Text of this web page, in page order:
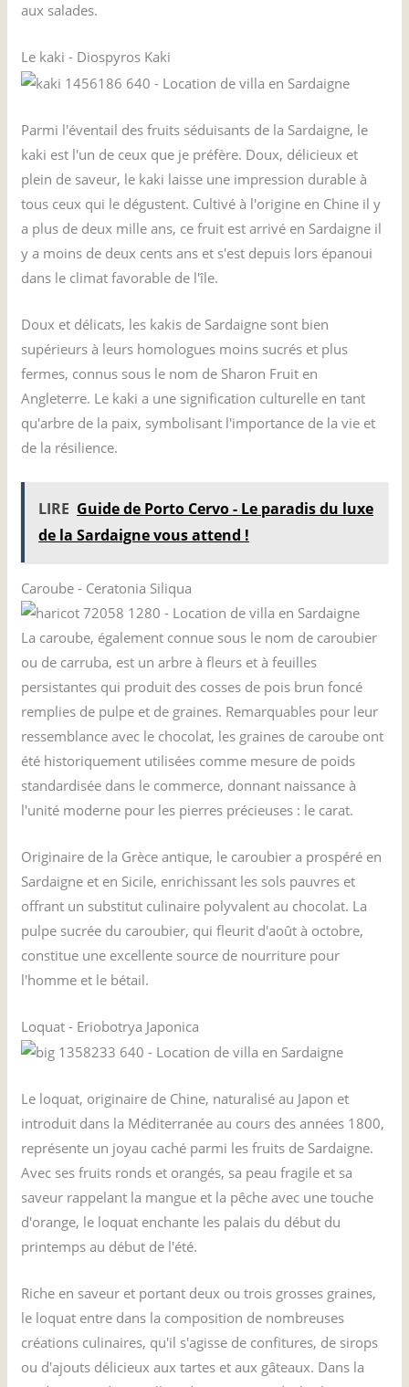
aux salades.
Le kaki - Diospyros Kaki
Parmi l'éventail des fruits séduisants de la Sardaigne, le
kaki est l'un de ceux que je préfère. Doux, délicieux et
plein de saveur, le kaki laisse une impression durable à
tous ceux qui le dégustent. Cultivé à l'origine en Chine il y
a plus de deux mille ans, ce fruit est arrivé en Sardaigne il
y a moins de deux cents ans et s'est depuis lors épanoui
dans le climat favorable de l'île.
Doux et délicats, les kakis de Sardaigne sont bien
supérieurs à leurs homologues moins sucrés et plus
fermes, connus sous le nom de Sharon Fruit en
Angleterre. Le kaki a une signification culturelle en tant
qu'arbre de la paix, symbolisant l'importance de la vie et
de la résilience.
LIRE Guide de Porto Cervo - Le paradis du luxe
de la Sardaigne vous attend !
Caroube - Ceratonia Siliqua
La caroube, également connue sous le nom de caroubier
ou de carruba, est un arbre à fleurs et à feuilles
persistantes qui produit des cosses de pois brun foncé
remplies de pulpe et de graines. Remarquables pour leur
ressemblance avec le chocolat, les graines de caroube ont
été historiquement utilisées comme mesure de poids
standardisée dans le commerce, donnant naissance à
l'unité moderne pour les pierres précieuses : le carat.
Originaire de la Grèce antique, le caroubier a prospéré en
Sardaigne et en Sicile, enrichissant les sols pauvres et
offrant un substitut culinaire polyvalent au chocolat. La
pulpe sucrée du caroubier, qui fleurit d'août à octobre,
constitue une excellente source de nourriture pour
l'homme et le bétail.
Loquat - Eriobotrya Japonica
Le loquat, originaire de Chine, naturalisé au Japon et
introduit dans la Méditerranée au cours des années 1800,
représente un joyau caché parmi les fruits de Sardaigne.
Avec ses fruits ronds et orangés, sa peau fragile et sa
saveur rappelant la mangue et la pêche avec une touche
d'orange, le loquat enchante les palais du début du
printemps au début de l'été.
Riche en saveur et portant deux ou trois grosses graines,
le loquat entre dans la composition de nombreuses
créations culinaires, qu'il s'agisse de confitures, de sirops
ou d'ajouts délicieux aux tartes et aux gâteaux. Dans la